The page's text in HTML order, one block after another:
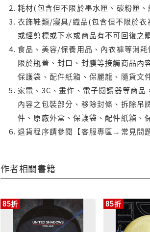
耗材(包含但不限於墨水匣、碳粉匣
衣飾鞋類/寢具/織品(包含但不限於衣
或經剪標或下水或商品有不可回復之
食品、美容/保養用品、內衣褲等消
限於瓶蓋、封口、封膜等接觸商品內
保護袋、配件紙箱、保麗龍、隨貨文
家電、3C、畫作、電子閱讀器等商
內容之包裝部分、移除封條、拆除
件、原廠外盒、保護袋、配件紙箱、
退貨程序請參閱【客服專區→常見問
作者相關書籍
85折 85折